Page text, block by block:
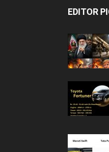
EDITOR